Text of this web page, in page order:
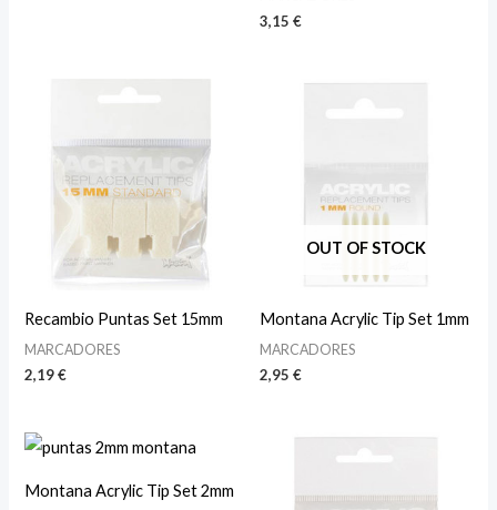
3,15 €
Recambio Puntas Set 15mm
MARCADORES
2,19€
OUT OF STOCK
Montana Acrylic Tip Set 1mm
MARCADORES
2,95 €
Montana Acrylic Tip Set 2mm